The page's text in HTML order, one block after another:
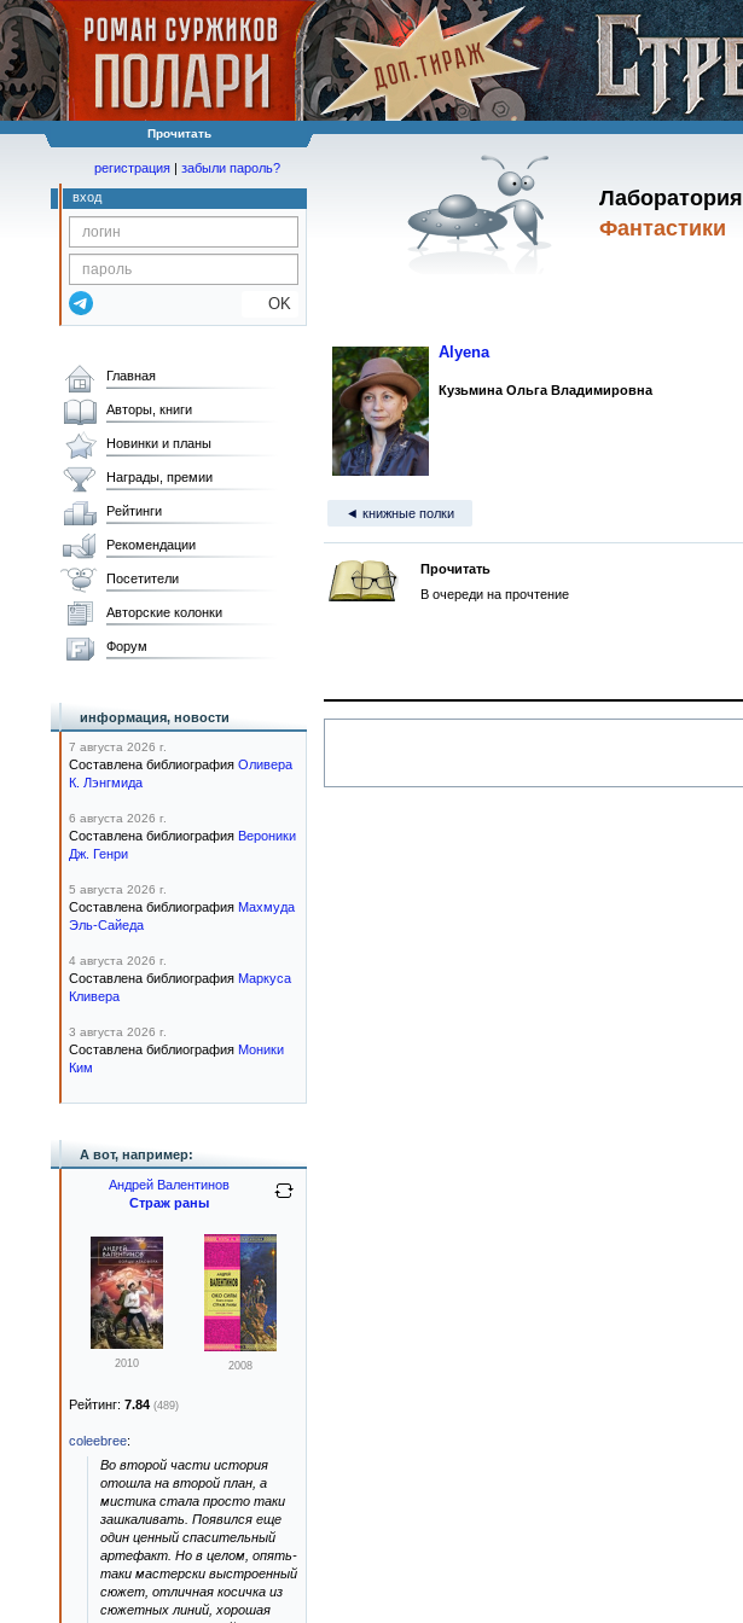
Прочитать
Лаборатория
Фантастики
регистрация | забыли пароль?
вход
OK
Alyena
Кузьмина Ольга Владимировна
◄ книжные полки
Прочитать
В очереди на прочтение
Главная
Авторы, книги
Новинки и планы
Награды, премии
Рейтинги
Рекомендации
Посетители
Авторские колонки
Форум
информация, новости
7 августа 2026 г.
Составлена библиография Оливера
К. Лэнгмида
6 августа 2026 г.
Составлена библиография Вероники
Дж. Генри
5 августа 2026 г.
Составлена библиография Махмуда
Эль-Сайеда
4 августа 2026 г.
Составлена библиография Маркуса
Кливера
3 августа 2026 г.
Составлена библиография Моники
Ким
А вот, например:
Андрей Валентинов
Страж раны
2010 2008
Рейтинг: 7.84 (489)
coleebree:
Во второй части история
отошла на второй план, а
мистика стала просто таки
зашкаливать. Появился еще
один ценный спасительный
артефакт. Но в целом, опять-
таки мастерски выстроенный
сюжет, отличная косичка из
сюжетных линий, хорошая